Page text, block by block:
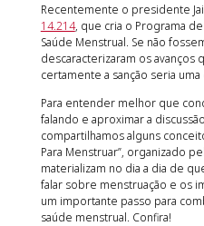
Recentemente o presidente
14.214, que cria o Programa
Saúde Menstrual. Se não
descaracterizaram os avanços
certamente a sanção seria uma
Para entender melhor que
falando e aproximar a
compartilhamos alguns
Para Menstruar”, organizado
materializam no dia a dia de
falar sobre menstruação e os
um importante passo para
saúde menstrual. Confira!